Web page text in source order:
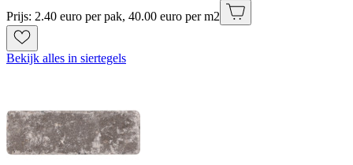
Prijs: 2.40 euro per pak, 40.00 euro per m2
Bekijk alles in siertegels